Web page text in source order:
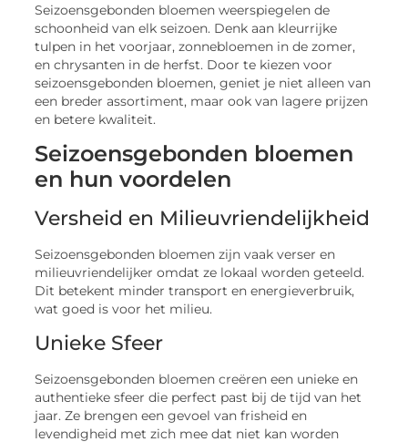
Seizoensgebonden bloemen weerspiegelen de
schoonheid van elk seizoen. Denk aan kleurrijke
tulpen in het voorjaar, zonnebloemen in de zomer,
en chrysanten in de herfst. Door te kiezen voor
seizoensgebonden bloemen, geniet je niet alleen van
een breder assortiment, maar ook van lagere prijzen
en betere kwaliteit.
Seizoensgebonden bloemen
en hun voordelen
Versheid en Milieuvriendelijkheid
Seizoensgebonden bloemen zijn vaak verser en
milieuvriendelijker omdat ze lokaal worden geteeld.
Dit betekent minder transport en energieverbruik,
wat goed is voor het milieu.
Unieke Sfeer
Seizoensgebonden bloemen creëren een unieke en
authentieke sfeer die perfect past bij de tijd van het
jaar. Ze brengen een gevoel van frisheid en
levendigheid met zich mee dat niet kan worden